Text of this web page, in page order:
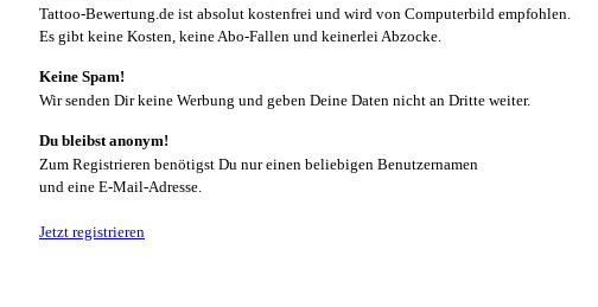
Tattoo-Bewertung.de ist absolut kostenfrei und wird von Computerbild empfohlen.
Es gibt keine Kosten, keine Abo-Fallen und keinerlei Abzocke.
Keine Spam!
Wir senden Dir keine Werbung und geben Deine Daten nicht an Dritte weiter.
Du bleibst anonym!
Zum Registrieren benötigst Du nur einen beliebigen Benutzernamen
und eine E-Mail-Adresse.
Jetzt registrieren